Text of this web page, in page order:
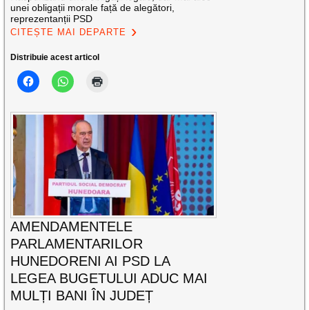
unei obligații morale față de alegători,
reprezentanții PSD
CITEȘTE MAI DEPARTE
Distribuie acest articol
AMENDAMENTELE
PARLAMENTARILOR
HUNEDORENI AI PSD LA
LEGEA BUGETULUI ADUC MAI
MULȚI BANI ÎN JUDEȚ